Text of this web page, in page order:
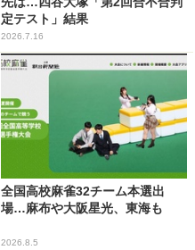
定テスト」結果
2026.7.16
全国高校麻雀32チーム本選出
場…麻布や大阪星光、東海も
2026.8.5